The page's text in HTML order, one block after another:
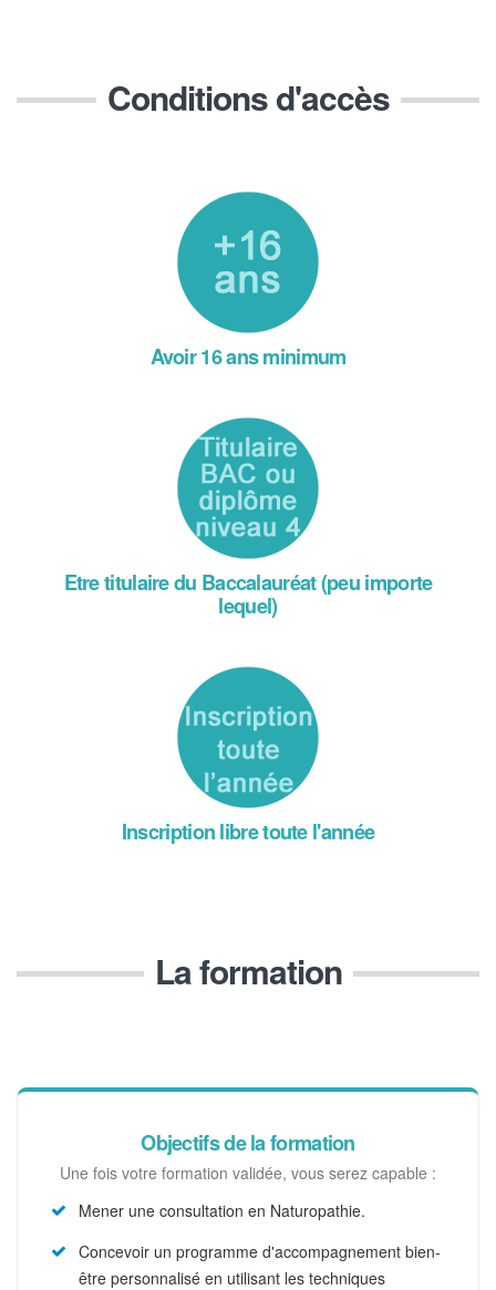
Conditions d'accès
Avoir 16 ans minimum
Etre titulaire du Baccalauréat (peu importe
lequel)
Inscription libre toute l'année
La formation
Objectifs de la formation
Une fois votre formation validée, vous serez capable :
Mener une consultation en Naturopathie.
Concevoir un programme d'accompagnement bien-
être personnalisé en utilisant les techniques